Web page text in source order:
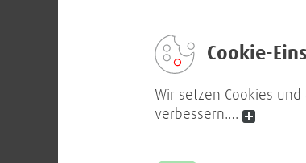
Cookie-
Wir setzen Cookies
verbessern.…